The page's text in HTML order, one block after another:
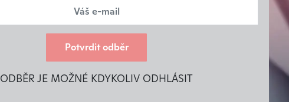
Potvrdit odběr
ODBĚR JE MOŽNÉ KDYKOLIV ODHLÁSIT